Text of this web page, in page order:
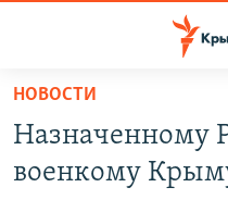
Вернуться
основному
содержанию
НОВОСТИ
Назначенному
военкому